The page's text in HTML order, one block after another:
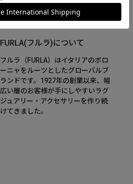
FURLA(フルラ)について
フルラ（FURLA）はイタリアのボロ
ーニャをルーツとしたグローバルブ
ランドです。1927年の創業以来、幅
広い層のお客様が手にしやすいラグ
ジュアリー・アクセサリーを作り続
けてきました。